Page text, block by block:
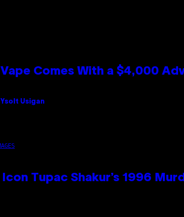
Vape Comes With a $4,000
Ysolt Usigan
Tupac Shakur’s 1996